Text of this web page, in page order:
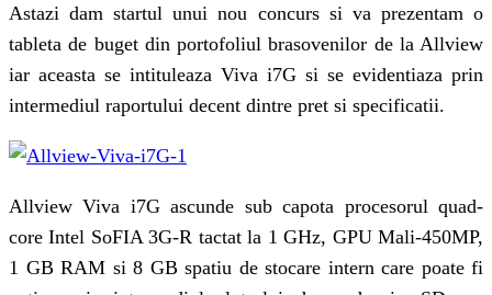
Astazi dam startul unui nou concurs si va prezentam o
tableta de buget din portofoliul brasovenilor de la Allview
iar aceasta se intituleaza Viva i7G si se evidentiaza prin
intermediul raportului decent dintre pret si specificatii.
Allview Viva i7G ascunde sub capota procesorul quad-
core Intel SoFIA 3G-R tactat la 1 GHz, GPU Mali-450MP,
1 GB RAM si 8 GB spatiu de stocare intern care poate fi